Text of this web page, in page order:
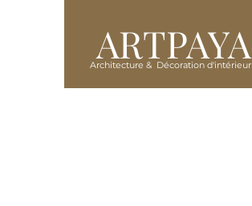
Architecture & Décoration d'intérieur
ARTPAYA